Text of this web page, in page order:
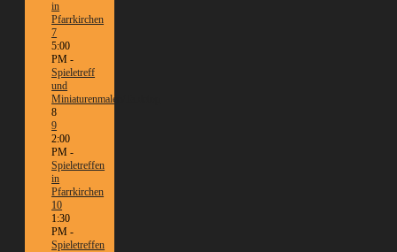
in
Pfarrkirchen
7
5:00
PM -
Spieletreff
und
Miniaturenmalen/Tabletop
8
9
2:00
PM -
Spieletreffen
in
Pfarrkirchen
10
1:30
PM -
Spieletreffen